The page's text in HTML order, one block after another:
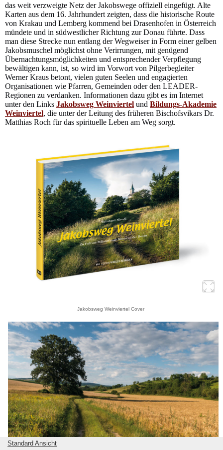
das weit verzweigte Netz der Jakobswege offiziell eingefügt. Alte
Karten aus dem 16. Jahrhundert zeigten, dass die historische Route
von Krakau und Lemberg kommend bei Drasenhofen in Österreich
mündete und in südwestlicher Richtung zur Donau führte. Dass
man diese Strecke nun entlang der Wegweiser in Form einer gelben
Jakobsmuschel möglichst ohne Verirrungen, mit genügend
Übernachtungsmöglichkeiten und entsprechender Verpflegung
bewältigen kann, ist, so wird im Vorwort von Pilgerbegleiter
Werner Kraus betont, vielen guten Seelen und engagierten
Organisationen wie Pfarren, Gemeinden oder den LEADER-
Regionen zu verdanken. Informationen dazu gibt es im Internet
unter den Links Jakobsweg Weinviertel und Bildungs-Akademie
Weinviertel, die unter der Leitung des früheren Bischofsvikars Dr.
Matthias Roch für das spirituelle Leben am Weg sorgt.
Jakobsweg Weinviertel Cover
Standard Ansicht